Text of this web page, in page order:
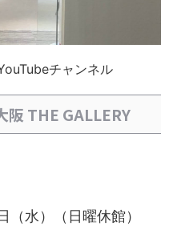
チャンネル
阪 THE GALLERY
（水）（日曜休館）